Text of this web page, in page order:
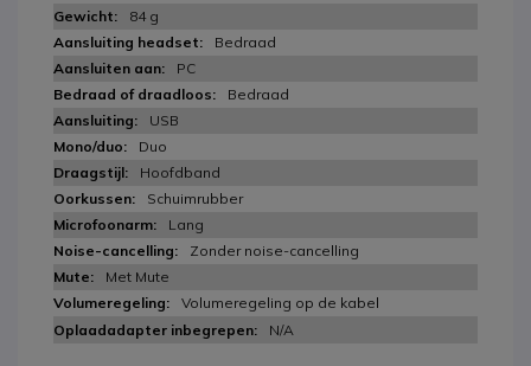
84 g
Bedraad
PC
Bedraad
USB
Duo
Hoofdband
Schuimrubber
Lang
Zonder noise-cancelling
Met Mute
Volumeregeling op de kabel
N/A